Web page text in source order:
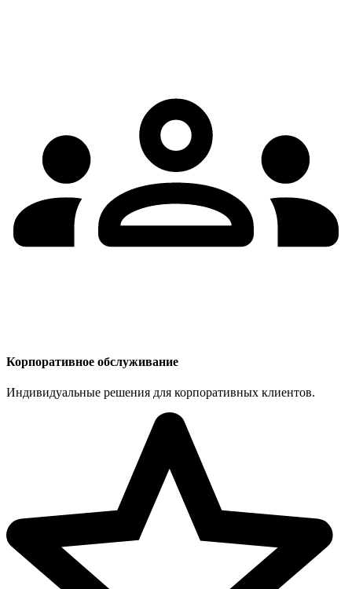
Корпоративное обслуживание
Индивидуальные решения для корпоративных клиентов.